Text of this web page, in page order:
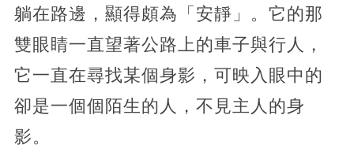
躺在路邊，顯得頗為「安靜」。它的那
雙眼睛一直望著公路上的車子與行人，
它一直在尋找某個身影，可映入眼中的
卻是一個個陌生的人，不見主人的身
影。